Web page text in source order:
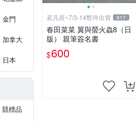
金門
加拿大
日本
競標品
若凡居~7/3-14暫停出貨 617
春田菜菜 翼與螢火蟲8（日
版） 親筆簽名書
$600